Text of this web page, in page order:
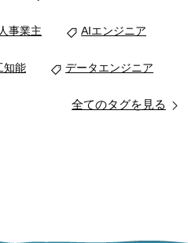
事業主 AIエンジニア
知能 データエンジニア
全てのタグを見る